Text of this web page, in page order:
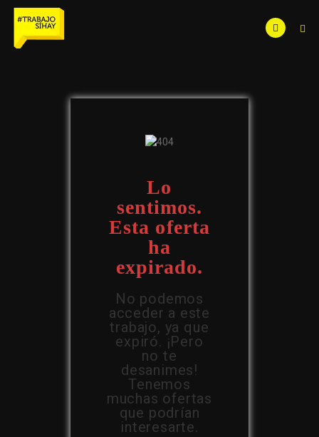
Lo
sentimos.
Esta oferta
ha
expirado.
No podemos
acceder a este
trabajo, ya que
expiró. ¡Pero
no te
desanimes!
Tenemos
muchas ofertas
que podrían
interesarte.